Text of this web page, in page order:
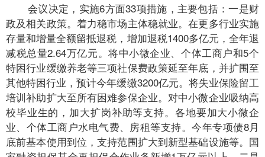
会议决定，实施6方面33项措施，主要包括：一是财
政及相关政策。着力稳市场主体稳就业。在更多行业实施
存量和增量全额留抵退税，增加退税1400多亿元，全年退
减税总量2.64万亿元。将中小微企业、个体工商户和5个
特困行业缓缴养老等三项社保费政策延至年底，并扩围至
其他特困行业，预计今年缓缴3200亿元。将失业保险留工
培训补助扩大至所有困难参保企业。对中小微企业吸纳高
校毕业生的，加大扩岗补助等支持。各地要加大小微企
业、个体工商户水电气费、房租等支持。今年专项债8月
底前基本使用到位，支持范围扩大到新型基础设施等。国